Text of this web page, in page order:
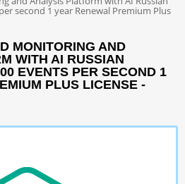
second 1 year Renewal Premium Plus
MONITORING AND
WITH AI RUSSIAN
EVENTS PER SECOND 1
PLUS LICENSE -